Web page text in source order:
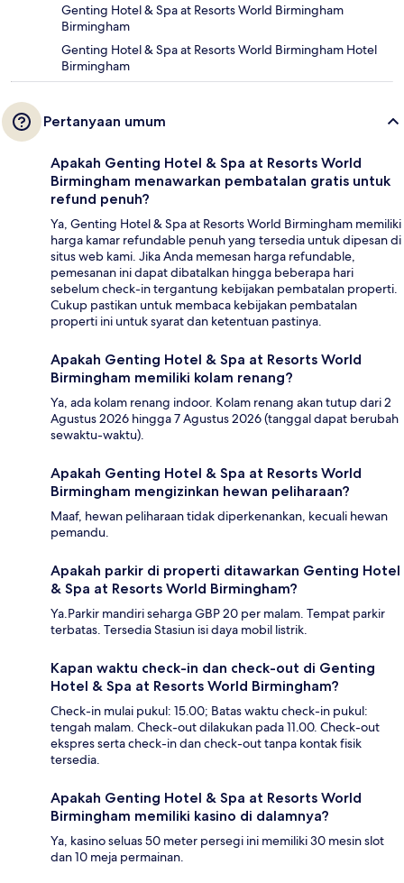
Genting Hotel & Spa at Resorts World Birmingham
Birmingham
Genting Hotel & Spa at Resorts World Birmingham Hotel
Birmingham
Pertanyaan umum
Apakah Genting Hotel & Spa at Resorts World
Birmingham menawarkan pembatalan gratis untuk
refund penuh?
Ya, Genting Hotel & Spa at Resorts World Birmingham memiliki
harga kamar refundable penuh yang tersedia untuk dipesan di
situs web kami. Jika Anda memesan harga refundable,
pemesanan ini dapat dibatalkan hingga beberapa hari
sebelum check-in tergantung kebijakan pembatalan properti.
Cukup pastikan untuk membaca kebijakan pembatalan
properti ini untuk syarat dan ketentuan pastinya.
Apakah Genting Hotel & Spa at Resorts World
Birmingham memiliki kolam renang?
Ya, ada kolam renang indoor. Kolam renang akan tutup dari 2
Agustus 2026 hingga 7 Agustus 2026 (tanggal dapat berubah
sewaktu-waktu).
Apakah Genting Hotel & Spa at Resorts World
Birmingham mengizinkan hewan peliharaan?
Maaf, hewan peliharaan tidak diperkenankan, kecuali hewan
pemandu.
Apakah parkir di properti ditawarkan Genting Hotel
& Spa at Resorts World Birmingham?
Ya.Parkir mandiri seharga GBP 20 per malam. Tempat parkir
terbatas. Tersedia Stasiun isi daya mobil listrik.
Kapan waktu check-in dan check-out di Genting
Hotel & Spa at Resorts World Birmingham?
Check-in mulai pukul: 15.00; Batas waktu check-in pukul:
tengah malam. Check-out dilakukan pada 11.00. Check-out
ekspres serta check-in dan check-out tanpa kontak fisik
tersedia.
Apakah Genting Hotel & Spa at Resorts World
Birmingham memiliki kasino di dalamnya?
Ya, kasino seluas 50 meter persegi ini memiliki 30 mesin slot
dan 10 meja permainan.